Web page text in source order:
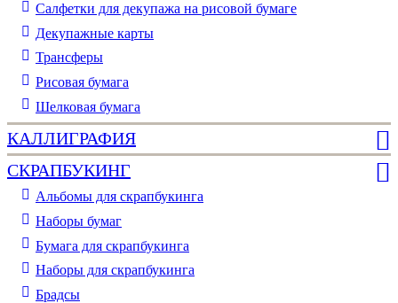
Салфетки для декупажа на рисовой бумаге
Декупажные карты
Трансферы
Рисовая бумага
Шелковая бумага
КАЛЛИГРАФИЯ
СКРАПБУКИНГ
Альбомы для скрапбукинга
Наборы бумаг
Бумага для скрапбукинга
Наборы для скрапбукинга
Брадсы